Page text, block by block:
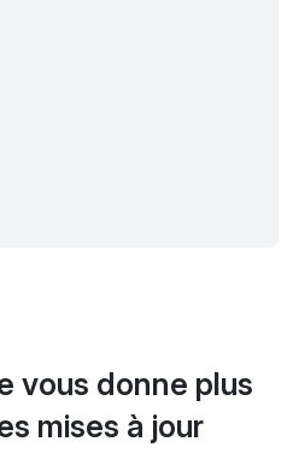
vous donne plus
mises à jour